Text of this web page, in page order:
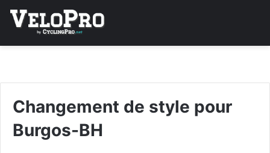
Changement de style pour
Burgos-BH